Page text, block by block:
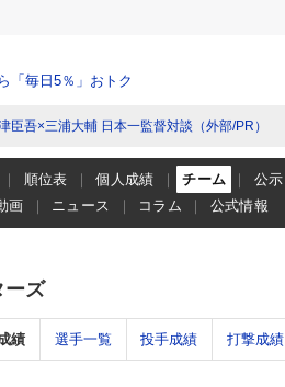
「毎日5％」おトク
臣吾×三浦大輔 日本一監督対談（外部/PR）
順位表 個人成績 チーム 公示
画 ニュース コラム 公式情報
ーズ
績 選手一覧 投手成績 打撃成績